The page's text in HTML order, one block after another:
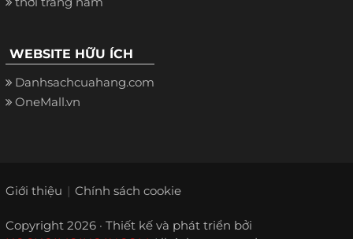
WEBSITE HỮU ÍCH
Danhsachcuahang.com
OneMall.vn
Giới thiệu Chính sách cookie
Copyright 2026 · Thiết kế và phát triển bởi